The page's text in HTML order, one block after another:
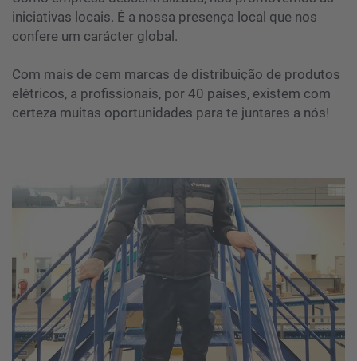
iniciativas locais. É a nossa presença local que nos
confere um carácter global.
Com mais de cem marcas de distribuição de produtos
elétricos, a profissionais, por 40 países, existem com
certeza muitas oportunidades para te juntares a nós!